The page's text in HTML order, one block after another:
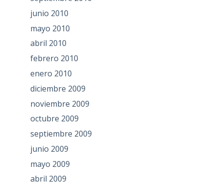
junio 2010
mayo 2010
abril 2010
febrero 2010
enero 2010
diciembre 2009
noviembre 2009
octubre 2009
septiembre 2009
junio 2009
mayo 2009
abril 2009